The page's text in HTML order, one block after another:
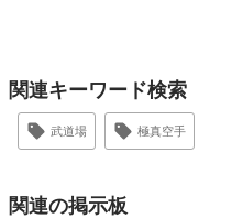
関連キーワード検索
武道場 極真空手
関連の掲示板